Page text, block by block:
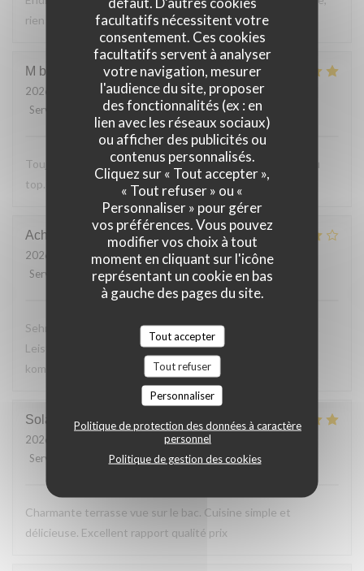
facultatifs nécessitent votre
consentement. Ces cookies
facultatifs servent à analyser
votre navigation, mesurer
l'audience du site, proposer
des fonctionnalités (ex : en
lien avec les réseaux sociaux)
ou afficher des publicités ou
contenus personnalisés.
Cliquez sur « Tout accepter »,
« Tout refuser » ou «
Personnaliser » pour gérer
vos préférences. Vous pouvez
modifier vos choix à tout
moment en cliquant sur l'icône
représentant un cookie en bas
à gauche des pages du site.
Tout accepter
Tout refuser
Personnaliser
Politique de protection des données à caractère
personnel
Politique de gestion des cookies
rien a reprocher sur les plats.
M bouchon
2026-07-24
- 19:30 - Couverts 2
Service
Ambiance: 5/5 Cuisine: 5/5 Qualité / Prix
Toujours Aussi bon avec les produits locaux, l'accueil et au
top. Lo
Achim
2026-07-24
- 19:30 - Couverts 2
Service
Ambiance:4/5 Cuisine: 4/5 Qualité / Prix
Sehr leckeres 3 Gang Menü mit guten Preis
Leistungsverhältnis. Nettes freundliches Personal Wir
kommen gerne wieder
Solange T
2026-07-24
- 13:30 - Couverts 2
Service
Ambiance:5/5 Cuisine:5/5 Qualité / Prix
Charmante terrasse vue sur le bac. Cuisine simple et
délicieuse. Excellent rapport qualité prix